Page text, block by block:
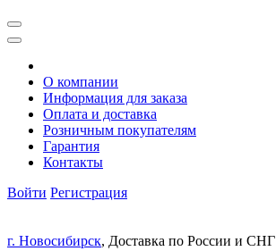
О компании
Информация для заказа
Оплата и доставка
Розничным покупателям
Гарантия
Контакты
Войти Регистрация
г. Новосибирск, Доставка по России и СНГ